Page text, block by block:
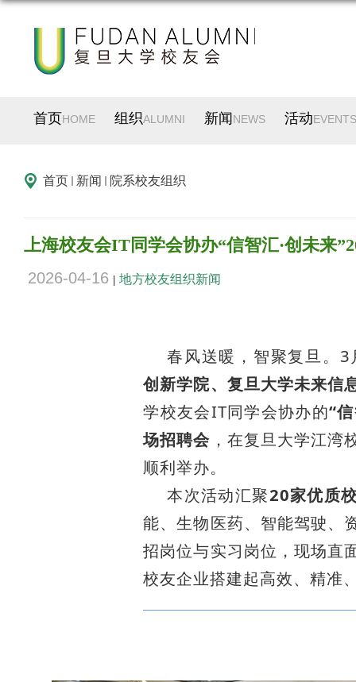
首页HOME 组织ALUMNI 新闻 NEWS 活动EVENTS
首页 新闻 院系校友组织
上海校友会IT同学会协办“信智汇·创未来
2026-04-16 地方校友组织新闻
春风送暖，智聚复旦。
创新学院、复旦大学未来信
学校友会IT同学会协办的“
场招聘会 ，在复旦大学江
顺利举办。
本次活动汇聚20家优质
能、生物医药、智能驾驶、
招岗位与实习岗位，现场直
校友企业搭建起高效、精准